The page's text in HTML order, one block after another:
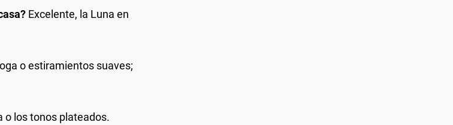
Excelente, la Luna en
o estiramientos suaves;
o los tonos plateados.